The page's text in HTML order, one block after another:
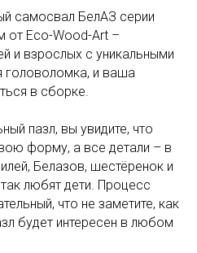
самосвал БелАЗ серии
от Eco-Wood-Art –
и взрослых с уникальными
головоломка, и ваша
в сборке.
пазл, вы увидите, что
форму, а все детали – в
Белазов, шестёренок и
любят дети. Процесс
что не заметите, как
будет интересен в любом